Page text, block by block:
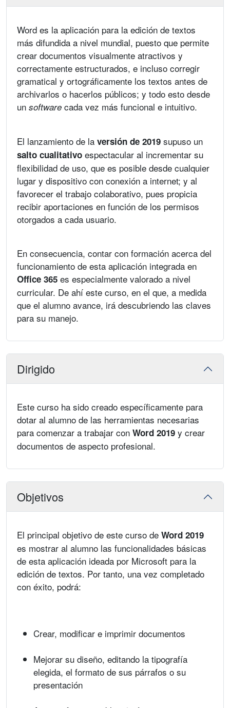
Word es la aplicación para la edición de textos
más difundida a nivel mundial, puesto que permite
crear documentos visualmente atractivos y
correctamente estructurados, e incluso corregir
gramatical y ortográficamente los textos antes de
archivarlos o hacerlos públicos; y todo esto desde
un software cada vez más funcional e intuitivo.
El lanzamiento de la versión de 2019 supuso un
salto cualitativo espectacular al incrementar su
flexibilidad de uso, que es posible desde cualquier
lugar y dispositivo con conexión a internet; y al
favorecer el trabajo colaborativo, pues propicia
recibir aportaciones en función de los permisos
otorgados a cada usuario.
En consecuencia, contar con formación acerca del
funcionamiento de esta aplicación integrada en
Office 365 es especialmente valorado a nivel
curricular. De ahí este curso, en el que, a medida
que el alumno avance, irá descubriendo las claves
para su manejo.
Dirigido
Este curso ha sido creado específicamente para
dotar al alumno de las herramientas necesarias
para comenzar a trabajar con Word 2019 y crear
documentos de aspecto profesional.
Objetivos
El principal objetivo de este curso de Word 2019
es mostrar al alumno las funcionalidades básicas
de esta aplicación ideada por Microsoft para la
edición de textos. Por tanto, una vez completado
con éxito, podrá:
Crear, modificar e imprimir documentos
Mejorar su diseño, editando la tipografía
elegida, el formato de sus párrafos o su
presentación